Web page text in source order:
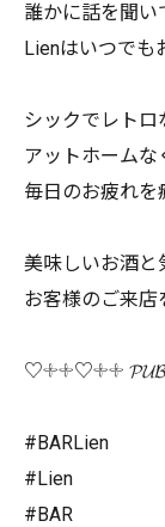
誰かに話を聞い
Lienはいつでも
シックでレト
アットホームな
毎日のお疲れを
美味しいお酒と
お客様のご来店
♡𓇬𓇬♡𓇬𓇬 𝓟𝓤𝓑
#BARLien
#Lien
#BAR